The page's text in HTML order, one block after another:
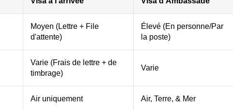
Moyen (Lettre + File
d'attente)
Élevé (En personne/Par
la poste)
Varie (Frais de lettre + de
timbrage)
Varie
Air uniquement Air, Terre, & Mer